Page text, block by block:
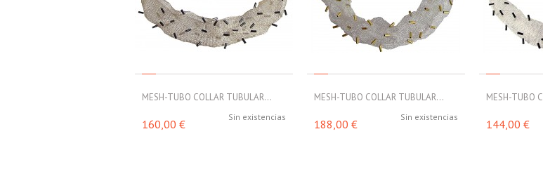
MESH-TUBO COLLAR TUBULAR...
Sin existencias
160,00 €
MESH-TUBO COLLAR TUBULAR...
Sin existencias
188,00 €
MESH-TUBO
144,00 €